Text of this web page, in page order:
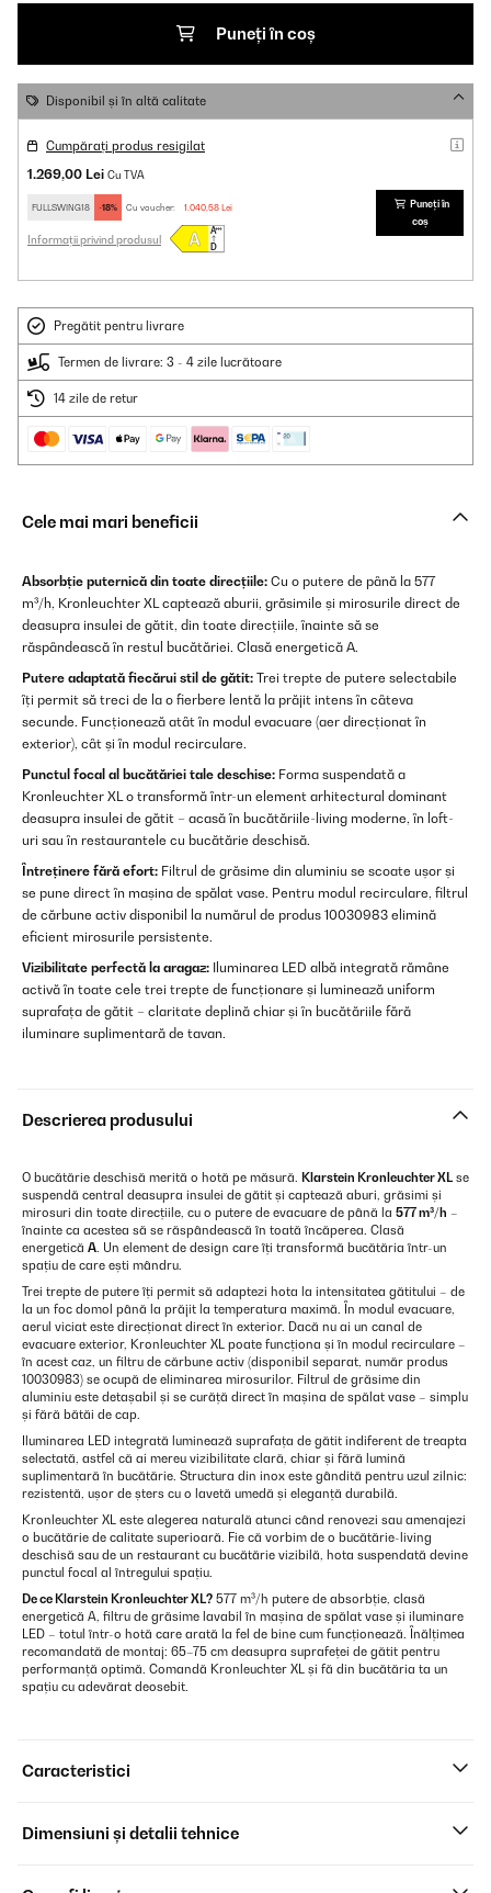
Puneți în coș
Disponibil și în altă calitate
Cumpărați produs resigilat
1.269,00 Lei Cu TVA
FULLSWING18 -18% Cu voucher: 1.040,58 Lei
Informații privind produsul
Puneți în
coș
Pregătit pentru livrare
Termen de livrare: 3 - 4 zile lucrătoare
14 zile de retur
Cele mai mari beneficii
Absorbție puternică din toate direcțiile: Cu o putere de până la 577
m³/h, Kronleuchter XL captează aburii, grăsimile și mirosurile direct de
deasupra insulei de gătit, din toate direcțiile, înainte să se
răspândească în restul bucătăriei. Clasă energetică A.
Putere adaptată fiecărui stil de gătit: Trei trepte de putere selectabile
îți permit să treci de la o fierbere lentă la prăjit intens în câteva
secunde. Funcționează atât în modul evacuare (aer direcționat în
exterior), cât și în modul recirculare.
Punctul focal al bucătăriei tale deschise: Forma suspendată a
Kronleuchter XL o transformă într-un element arhitectural dominant
deasupra insulei de gătit – acasă în bucătăriile-living moderne, în loft-
uri sau în restaurantele cu bucătărie deschisă.
Întreținere fără efort: Filtrul de grăsime din aluminiu se scoate ușor și
se pune direct în mașina de spălat vase. Pentru modul recirculare, filtrul
de cărbune activ disponibil la numărul de produs 10030983 elimină
eficient mirosurile persistente.
Vizibilitate perfectă la aragaz: Iluminarea LED albă integrată rămâne
activă în toate cele trei trepte de funcționare și luminează uniform
suprafața de gătit – claritate deplină chiar și în bucătăriile fără
iluminare suplimentară de tavan.
Descrierea produsului
O bucătărie deschisă merită o hotă pe măsură. Klarstein Kronleuchter XL se
suspendă central deasupra insulei de gătit și captează aburi, grăsimi și
mirosuri din toate direcțiile, cu o putere de evacuare de până la 577 m³/h –
înainte ca acestea să se răspândească în toată încăperea. Clasă
energetică A. Un element de design care îți transformă bucătăria într-un
spațiu de care ești mândru.
Trei trepte de putere îți permit să adaptezi hota la intensitatea gătitului – de
la un foc domol până la prăjit la temperatura maximă. În modul evacuare,
aerul viciat este direcționat direct în exterior. Dacă nu ai un canal de
evacuare exterior, Kronleuchter XL poate funcționa și în modul recirculare –
în acest caz, un filtru de cărbune activ (disponibil separat, număr produs
10030983) se ocupă de eliminarea mirosurilor. Filtrul de grăsime din
aluminiu este detașabil și se curăță direct în mașina de spălat vase – simplu
și fără bătăi de cap.
Iluminarea LED integrată luminează suprafața de gătit indiferent de treapta
selectată, astfel că ai mereu vizibilitate clară, chiar și fără lumină
suplimentară în bucătărie. Structura din inox este gândită pentru uzul zilnic:
rezistentă, ușor de șters cu o lavetă umedă și eleganță durabilă.
Kronleuchter XL este alegerea naturală atunci când renovezi sau amenajezi
o bucătărie de calitate superioară. Fie că vorbim de o bucătărie-living
deschisă sau de un restaurant cu bucătărie vizibilă, hota suspendată devine
punctul focal al întregului spațiu.
De ce Klarstein Kronleuchter XL? 577 m³/h putere de absorbție, clasă
energetică A, filtru de grăsime lavabil în mașina de spălat vase și iluminare
LED – totul într-o hotă care arată la fel de bine cum funcționează. Înălțimea
recomandată de montaj: 65–75 cm deasupra suprafeței de gătit pentru
performanță optimă. Comandă Kronleuchter XL și fă din bucătăria ta un
spațiu cu adevărat deosebit.
Caracteristici
Dimensiuni și detalii tehnice